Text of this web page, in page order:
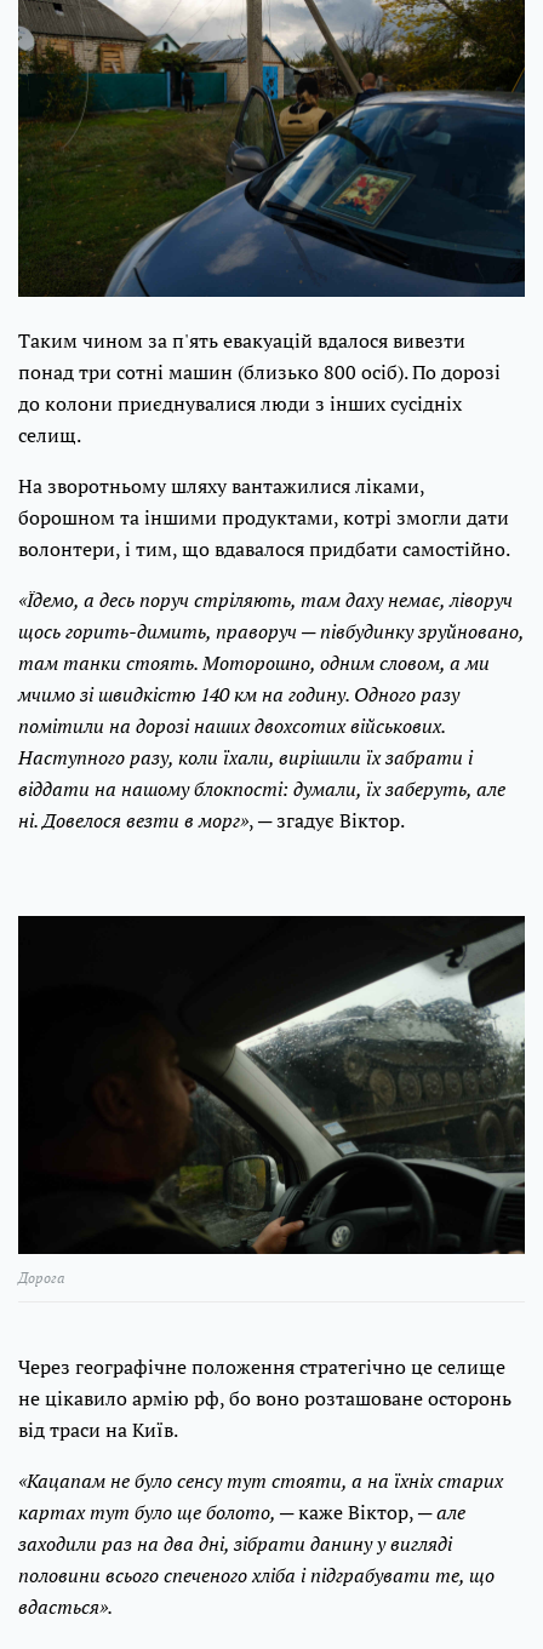
Таким чином за п'ять евакуацій вдалося вивезти
понад три сотні машин (близько 800 осіб). По дорозі
до колони приєднувалися люди з інших сусідніх
селищ.
На зворотньому шляху вантажилися ліками,
борошном та іншими продуктами, котрі змогли дати
волонтери, і тим, що вдавалося придбати самостійно.
«Їдемо, а десь поруч стріляють, там даху немає, ліворуч
щось горить-димить, праворуч ─ півбудинку зруйновано,
там танки стоять. Моторошно, одним словом, а ми
мчимо зі швидкістю 140 км на годину. Одного разу
помітили на дорозі наших двохсотих військових.
Наступного разу, коли їхали, вирішили їх забрати і
віддати на нашому блокпості: думали, їх заберуть, але
ні. Довелося везти в морг», ─ згадує Віктор.
Дорога
Через географічне положення стратегічно це селище
не цікавило армію рф, бо воно розташоване осторонь
від траси на Київ.
«Кацапам не було сенсу тут стояти, а на їхніх старих
картах тут було ще болото, ─ каже Віктор, ─але
заходили раз на два дні, зібрати данину у вигляді
половини всього спеченого хліба і підграбувати те, що
вдасться».